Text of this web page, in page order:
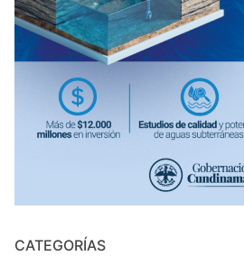
CATEGORÍAS